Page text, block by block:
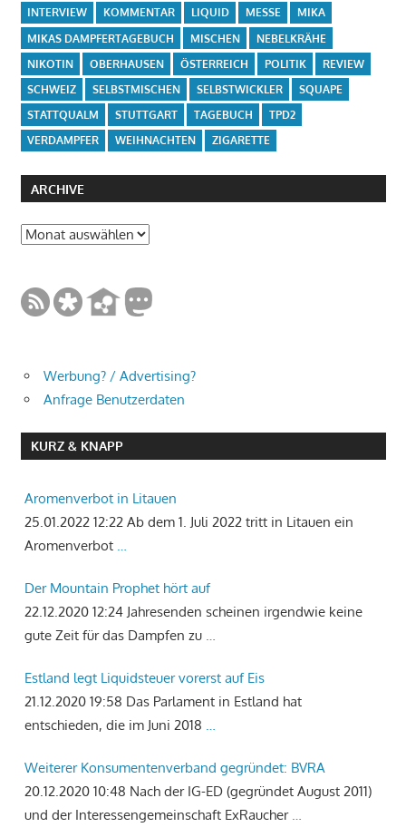
INTERVIEW
KOMMENTAR LIQUID MESSE
MIKA
MIKAS DAMPFERTAGEBUCH
MISCHEN
NEBELKRÄHE
NIKOTIN
OBERHAUSEN ÖSTERREICH POLITIK
REVIEW
SCHWEIZ
SELBSTMISCHEN SELBSTWICKLER
SQUAPE
STATTQUALM
STUTTGART TAGEBUCH
TPD2
VERDAMPFER
WEIHNACHTEN ZIGARETTE
ARCHIVE
Archive
Werbung? / Advertising?
Anfrage Benutzerdaten
KURZ & KNAPP
Aromenverbot in Litauen
25.01.2022 12:22 Ab dem 1. Juli 2022 tritt in Litauen ein
Aromenverbot …
Der Mountain Prophet hört auf
22.12.2020 12:24 Jahresenden scheinen irgendwie keine
gute Zeit für das Dampfen zu …
Estland legt Liquidsteuer vorerst auf Eis
21.12.2020 19:58 Das Parlament in Estland hat
entschieden, die im Juni 2018 …
Weiterer Konsumentenverband gegründet: BVRA
20.12.2020 10:48 Nach der IG-ED (gegründet August 2011)
und der Interessengemeinschaft ExRaucher …